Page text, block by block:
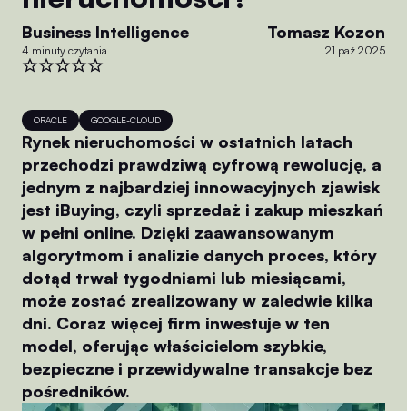
Business Intelligence
4 minuty czytania
Tomasz Kozon
21 paź 2025
ORACLE GOOGLE-CLOUD
Rynek nieruchomości w ostatnich latach
przechodzi prawdziwą cyfrową rewolucję, a
jednym z najbardziej innowacyjnych zjawisk
jest iBuying, czyli sprzedaż i zakup mieszkań
w pełni online. Dzięki zaawansowanym
algorytmom i analizie danych proces, który
dotąd trwał tygodniami lub miesiącami,
może zostać zrealizowany w zaledwie kilka
dni. Coraz więcej firm inwestuje w ten
model, oferując właścicielom szybkie,
bezpieczne i przewidywalne transakcje bez
pośredników.